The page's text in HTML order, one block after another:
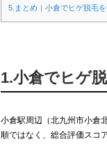
5.まとめ｜小倉でヒゲ脱毛
1.小倉でヒゲ
小倉駅周辺（北九州市小倉
順ではなく、総合評価スコ